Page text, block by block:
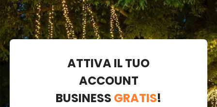
ATTIVA IL TUO
ACCOUNT
BUSINESS GRATIS!